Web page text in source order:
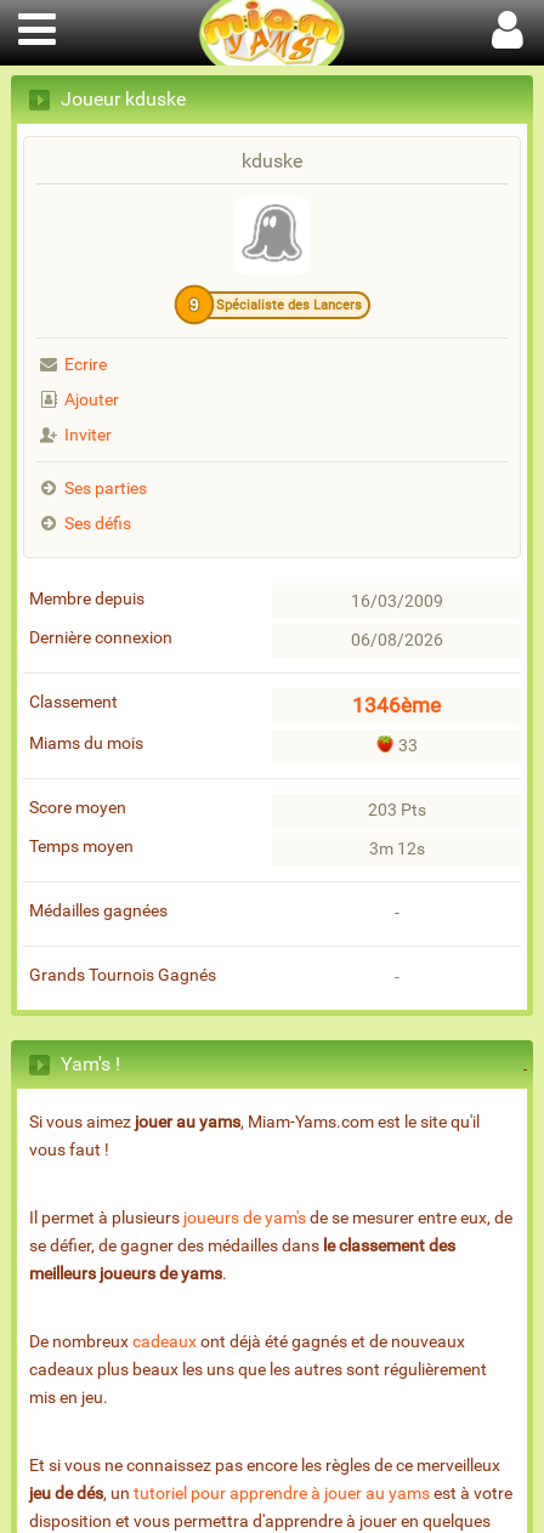
Joueur kduske
kduske
9 Spécialiste des Lancers
Ecrire
Ajouter
Inviter
Ses parties
Ses défis
Membre depuis
16/03/2009
Dernière connexion
06/08/2026
Classement 1346ème
Miams du mois 33
Score moyen
203 Pts
Temps moyen
3m 12s
Médailles gagnées -
Grands Tournois Gagnés -
Yam's !
Si vous aimez jouer au yams, Miam-Yams.com est le site qu'il
vous faut !
Il permet à plusieurs joueurs de yam'sde se mesurer entre eux, de
se défier, de gagner des médailles dans le classement des
meilleurs joueurs de yams.
De nombreuxcadeauxont déjà été gagnés et de nouveaux
cadeaux plus beaux les uns que les autres sont régulièrement
mis en jeu.
Et si vous ne connaissez pas encore les règles de ce merveilleux
jeu de dés, un tutoriel pour apprendre à jouer au yamsest à votre
disposition et vous permettra d'apprendre à jouer en quelques